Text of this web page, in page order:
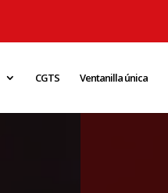
CGTS Ventanilla única